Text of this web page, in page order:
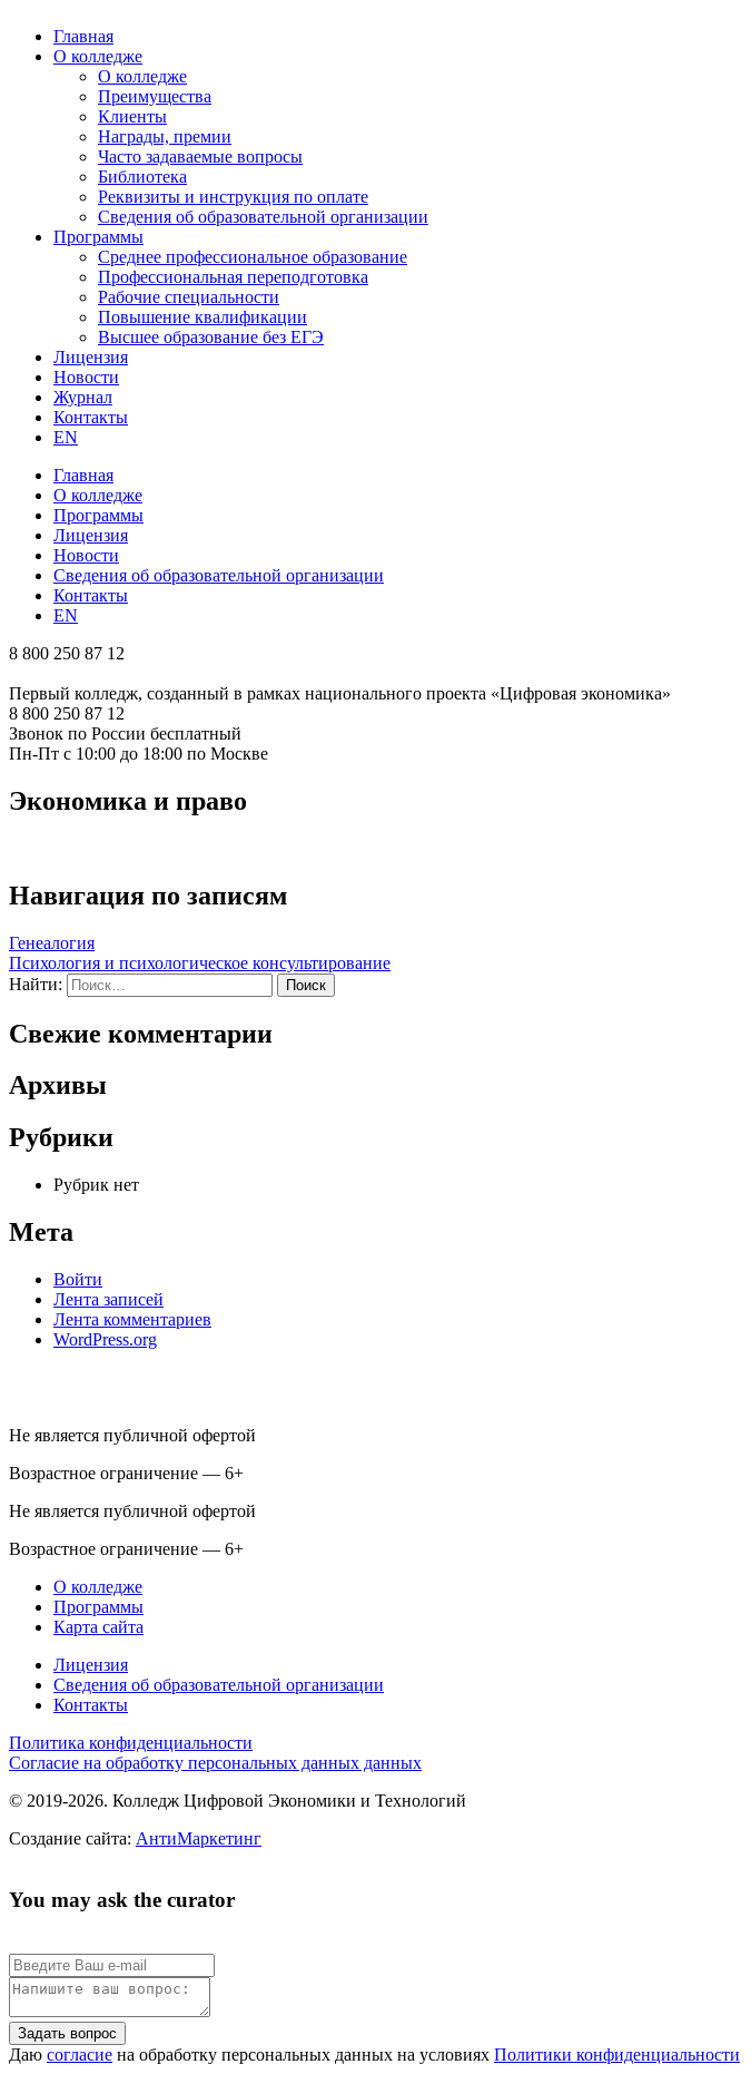
Главная
О колледже
О колледже
Преимущества
Клиенты
Награды, премии
Часто задаваемые вопросы
Библиотека
Реквизиты и инструкция по оплате
Сведения об образовательной организации
Программы
Среднее профессиональное образование
Профессиональная переподготовка
Рабочие специальности
Повышение квалификации
Высшее образование без ЕГЭ
Лицензия
Новости
Журнал
Контакты
EN
Главная
О колледже
Программы
Лицензия
Новости
Сведения об образовательной организации
Контакты
EN
8 800 250 87 12
Первый колледж, созданный в рамках национального проекта «Цифровая экономика»
8 800 250 87 12
Звонок по России бесплатный
Пн-Пт с 10:00 до 18:00 по Москве
Экономика и право
Навигация по записям
Генеалогия
Психология и психологическое консультирование
Найти:
Свежие комментарии
Архивы
Рубрики
Рубрик нет
Мета
Войти
Лента записей
Лента комментариев
WordPress.org
Не является публичной офертой
Возрастное ограничение — 6+
Не является публичной офертой
Возрастное ограничение — 6+
О колледже
Программы
Карта сайта
Лицензия
Сведения об образовательной организации
Контакты
Политика конфиденциальности
Согласие на обработку персональных данных данных
© 2019-2026. Колледж Цифровой Экономики и Технологий
Создание сайта: АнтиМаркетинг
You may ask the curator
Задать вопрос
Даю согласие на обработку персональных данных на условиях Политики конфиденциальности